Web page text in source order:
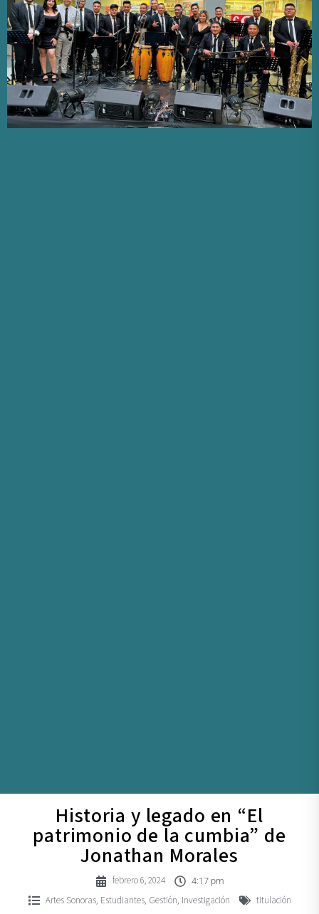
Historia y legado en “El
patrimonio de la cumbia” de
Jonathan Morales
febrero 6, 2024 4:17 pm
Artes Sonoras, Estudiantes, Gestión, Investigación titulación